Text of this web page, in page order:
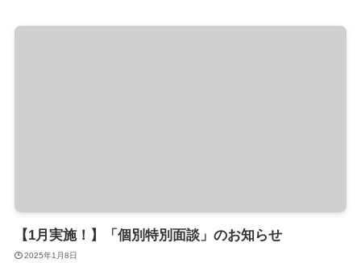
【1月実施！】「個別特別面談」のお知らせ
2025年1月8日